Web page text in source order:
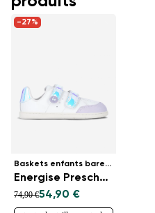
-27%
Baskets enfants barefoot
Energise Preschool - White & Iridescent
74,90 €54,90 €